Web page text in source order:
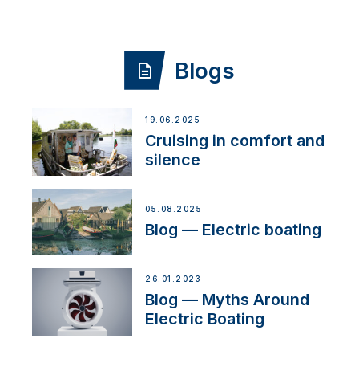
Blogs
19.06.2025
Cruising in comfort and
silence
05.08.2025
Blog — Electric boating
26.01.2023
Blog — Myths Around
Electric Boating